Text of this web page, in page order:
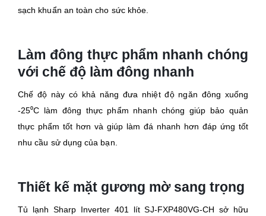
sạch khuẩn an toàn cho sức khỏe.
Làm đông thực phẩm nhanh chóng
với chế độ làm đông nhanh
Chế độ này có khả năng đưa nhiệt độ ngăn đông xuống
-25⁰C làm đông thực phẩm nhanh chóng giúp bảo quản
thực phẩm tốt hơn và giúp làm đá nhanh hơn đáp ứng tốt
nhu cầu sử dụng của bạn.
Thiết kế mặt gương mờ sang trọng
Tủ lạnh Sharp Inverter 401 lít SJ-FXP480VG-CH sở hữu